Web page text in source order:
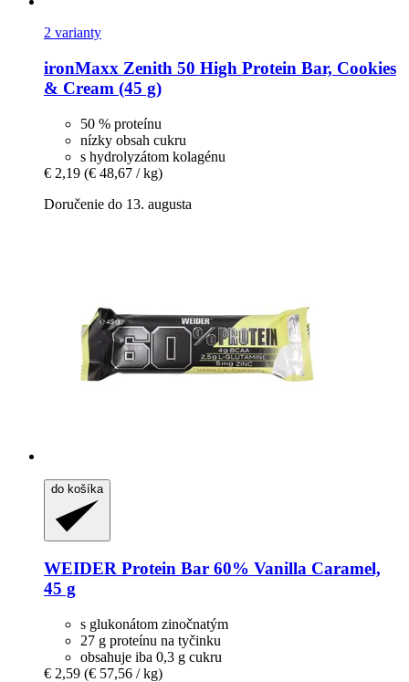
2 varianty
ironMaxx Zenith 50 High Protein Bar, Cookies
& Cream (45 g)
50 % proteínu
nízky obsah cukru
s hydrolyzátom kolagénu
€ 2,19 (€ 48,67 / kg)
Doručenie do 13. augusta
do košíka
WEIDER Protein Bar 60% Vanilla Caramel,
45 g
s glukonátom zinočnatým
27 g proteínu na tyčinku
obsahuje iba 0,3 g cukru
€ 2,59 (€ 57,56 / kg)